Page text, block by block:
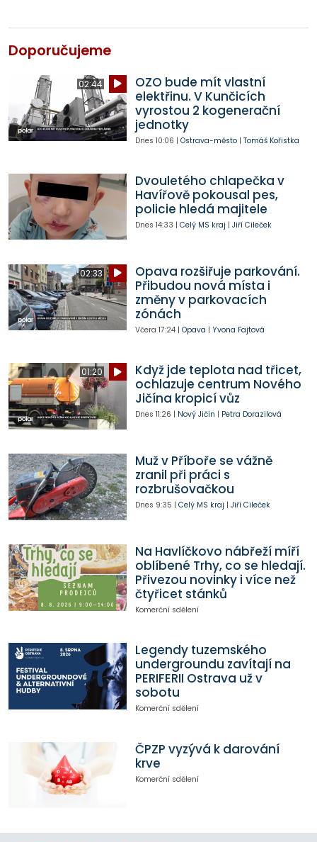
Doporučujeme
02:44
OZO bude mít vlastní
elektřinu. V Kunčicích
vyrostou 2 kogenerační
jednotky
Dnes 10:06 | Ostrava-město| Tomáš Kořistka
Dvouletého chlapečka v
Havířově pokousal pes,
policie hledá majitele
Dnes 14:33 | Celý MS kraj | Jiří Cileček
02:33
Opava rozšiřuje parkování.
Přibudou nová místa i
změny v parkovacích
zónách
Včera 17:24| Opava | Yvona Fajtová
01:20
Když jde teplota nad třicet,
ochlazuje centrum Nového
Jičína kropicí vůz
Dnes 11:26 | Nový Jičín | Petra Dorazilová
Muž v Příboře se vážně
zranil při práci s
rozbrušovačkou
Dnes 9:35 | Celý MS kraj | Jiří Cileček
Na Havlíčkovo nábřeží míří
oblíbené Trhy, co se hledají.
Přivezou novinky i více než
čtyřicet stánků
Komerční sdělení
Legendy tuzemského
undergroundu zavítají na
PERIFERII Ostrava už v
sobotu
Komerční sdělení
ČPZP vyzývá k darování
krve
Komerční sdělení